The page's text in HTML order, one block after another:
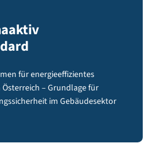
für energieeffizientes
– Grundlage für
im Gebäudesektor